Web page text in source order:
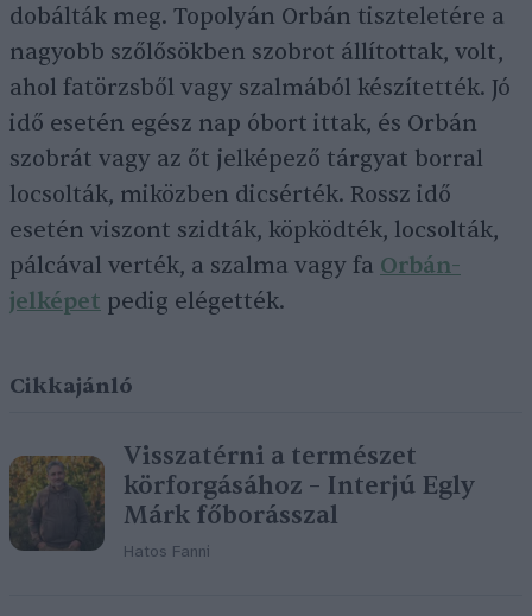
dobálták meg. Topolyán Orbán tiszteletére a
nagyobb szőlősökben szobrot állítottak, volt,
ahol fatörzsből vagy szalmából készítették. Jó
idő esetén egész nap óbort ittak, és Orbán
szobrát vagy az őt jelképező tárgyat borral
locsolták, miközben dicsérték. Rossz idő
esetén viszont szidták, köpködték, locsolták,
pálcával verték, a szalma vagy fa Orbán-
jelképet pedig elégették.
Cikkajánló
Visszatérni a természet
körforgásához – Interjú Egly
Márk főborásszal
Hatos Fanni